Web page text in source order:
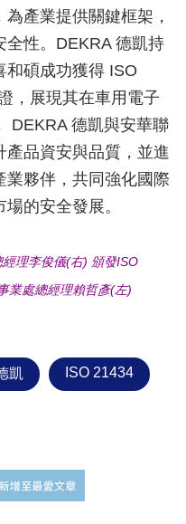
產業提供關鍵框架，
性。DEKRA 德凱持
和碩成功獲得 ISO
，展現其在車用電子
DEKRA 德凱與安華聯
品資安與品質，並進
夥伴，共同強化國際
的安全發展。
理李俊儀(右) 頒發ISO
業處總經理賴哲彥(左)
凱 ISO 21434